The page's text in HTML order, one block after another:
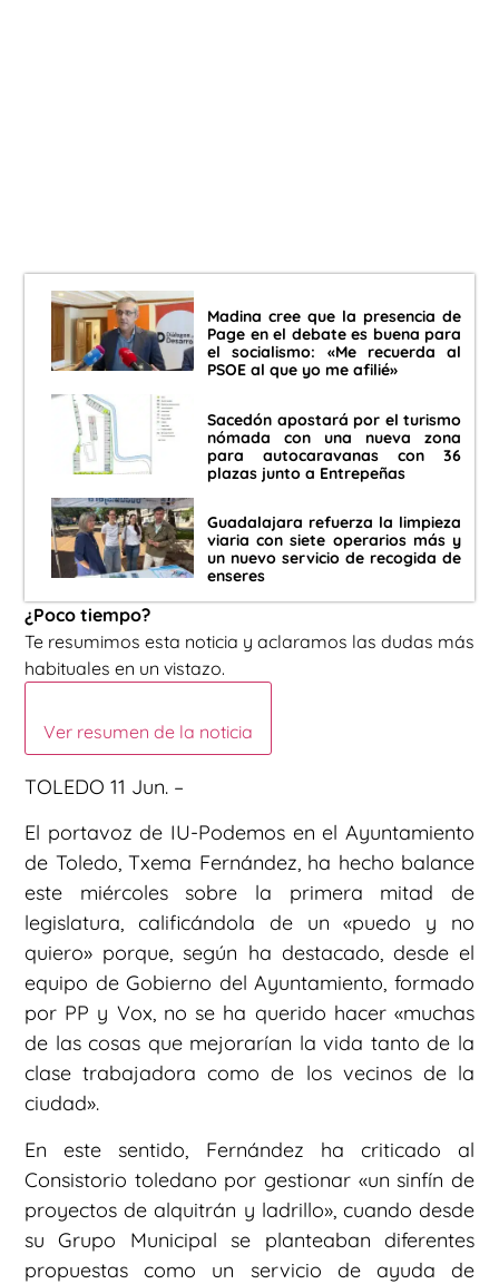
Madina cree que la presencia de
Page en el debate es buena para
el socialismo: «Me recuerda al
PSOE al que yo me afilié»
Sacedón apostará por el turismo
nómada con una nueva zona
para autocaravanas con 36
plazas junto a Entrepeñas
Guadalajara refuerza la limpieza
viaria con siete operarios más y
un nuevo servicio de recogida de
enseres
¿Poco tiempo?
Te resumimos esta noticia y aclaramos las dudas más
habituales en un vistazo.
Ver resumen de la noticia
TOLEDO 11 Jun. –
El portavoz de IU-Podemos en el Ayuntamiento
de Toledo, Txema Fernández, ha hecho balance
este miércoles sobre la primera mitad de
legislatura, calificándola de un «puedo y no
quiero» porque, según ha destacado, desde el
equipo de Gobierno del Ayuntamiento, formado
por PP y Vox, no se ha querido hacer «muchas
de las cosas que mejorarían la vida tanto de la
clase trabajadora como de los vecinos de la
ciudad».
En este sentido, Fernández ha criticado al
Consistorio toledano por gestionar «un sinfín de
proyectos de alquitrán y ladrillo», cuando desde
su Grupo Municipal se planteaban diferentes
propuestas como un servicio de ayuda de